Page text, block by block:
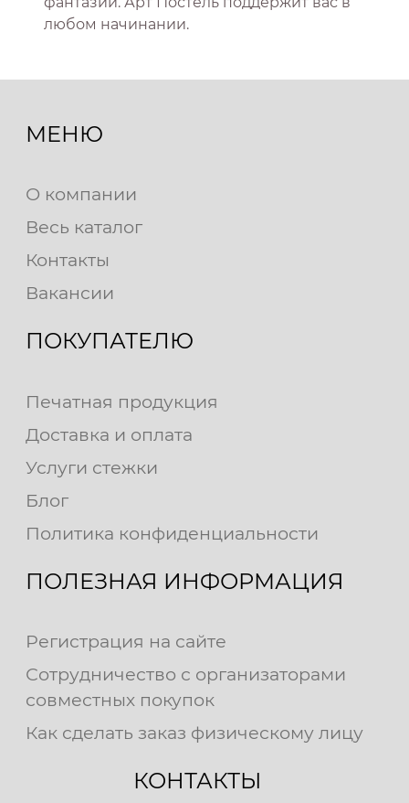
любом начинании.
МЕНЮ
О компании
Весь каталог
Контакты
Вакансии
ПОКУПАТЕЛЮ
Печатная продукция
Доставка и оплата
Услуги стежки
Блог
Политика конфиденциальности
ПОЛЕЗНАЯ ИНФОРМАЦИЯ
Регистрация на сайте
Сотрудничество с организаторами
совместных покупок
Как сделать заказ физическому лицу
КОНТАКТЫ